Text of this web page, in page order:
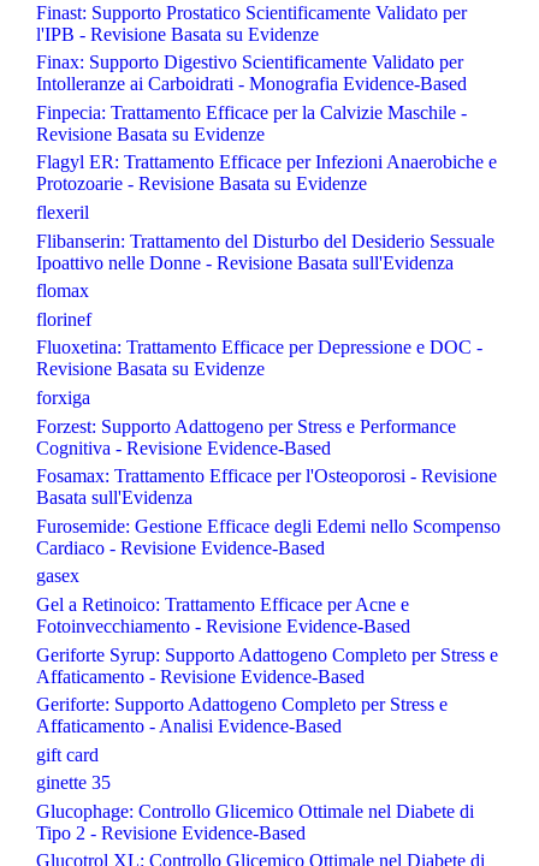
Finast: Supporto Prostatico Scientificamente Validato per
l'IPB - Revisione Basata su Evidenze
Finax: Supporto Digestivo Scientificamente Validato per
Intolleranze ai Carboidrati - Monografia Evidence-Based
Finpecia: Trattamento Efficace per la Calvizie Maschile -
Revisione Basata su Evidenze
Flagyl ER: Trattamento Efficace per Infezioni Anaerobiche e
Protozoarie - Revisione Basata su Evidenze
flexeril
Flibanserin: Trattamento del Disturbo del Desiderio Sessuale
Ipoattivo nelle Donne - Revisione Basata sull'Evidenza
flomax
florinef
Fluoxetina: Trattamento Efficace per Depressione e DOC -
Revisione Basata su Evidenze
forxiga
Forzest: Supporto Adattogeno per Stress e Performance
Cognitiva - Revisione Evidence-Based
Fosamax: Trattamento Efficace per l'Osteoporosi - Revisione
Basata sull'Evidenza
Furosemide: Gestione Efficace degli Edemi nello Scompenso
Cardiaco - Revisione Evidence-Based
gasex
Gel a Retinoico: Trattamento Efficace per Acne e
Fotoinvecchiamento - Revisione Evidence-Based
Geriforte Syrup: Supporto Adattogeno Completo per Stress e
Affaticamento - Revisione Evidence-Based
Geriforte: Supporto Adattogeno Completo per Stress e
Affaticamento - Analisi Evidence-Based
gift card
ginette 35
Glucophage: Controllo Glicemico Ottimale nel Diabete di
Tipo 2 - Revisione Evidence-Based
Glucotrol XL: Controllo Glicemico Ottimale nel Diabete di